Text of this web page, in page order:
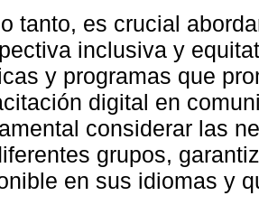
tanto, es crucial
inclusiva y
y programas que
digital en
considerar las
grupos,
en sus idiomas y